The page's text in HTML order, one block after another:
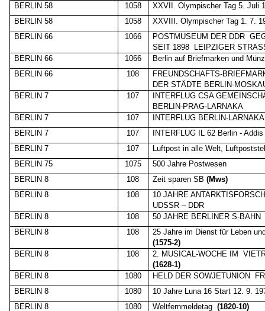
BERLIN 58
1058
XXVII. Olympischer Tag 5. Juli
BERLIN 58
1058
XXVIII. Olympischer Tag 1. 7.
BERLIN 66
1066 POSTMUSEUM DER DDR
SEIT 1898
LEIPZIGER
BERLIN 66
1066
Berlin auf Briefmarken und
BERLIN 66
108
FREUNDSCHAFTS-
DER STÄDTE BERLIN-
BERLIN 7
107
INTERFLUG CSA
BERLIN-PRAG-LARNAKA
BERLIN 7
107
INTERFLUG BERLIN-
BERLIN 7
107
INTERFLUG IL 62 Berlin -
BERLIN 7
107
Luftpost in alle Welt,
BERLIN 75
1075
500 Jahre Postwesen
BERLIN 8
108 Zeit sparen SB(Mws)
BERLIN 8
108
10 JAHRE
UDSSR – DDR
BERLIN 8
108
50 JAHRE BERLINER S-BAHN
BERLIN 8
108
25 Jahre im Dienst für Leben
(1575-2)
BERLIN 8
108 2. MUSICAL-WOCHE IM
(1628-1)
BERLIN 8
1080 HELD DER SOWJETUNION
BERLIN 8
1080
10 Jahre Luna 16 Start 12. 9.
BERLIN 8
1080 Weltfernmeldetag (1820-10)